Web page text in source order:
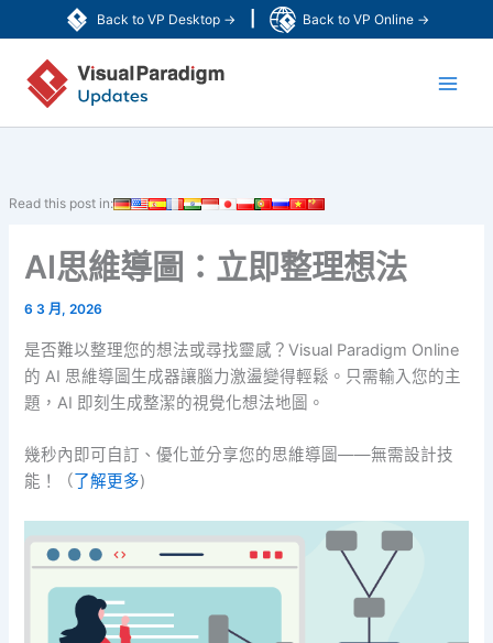
Back to VP Desktop → Back to VP Online →
至
Read this post in:
AI思維導圖：立即整理想法
6 3 月, 2026
是否難以整理您的想法或尋找靈感？Visual Paradigm Online
的 AI 思維導圖生成器讓腦力激盪變得輕鬆。只需輸入您的主
題，AI 即刻生成整潔的視覺化想法地圖。
幾秒內即可自訂、優化並分享您的思維導圖——無需設計技
能！（ 了解更多)